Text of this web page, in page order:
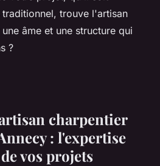
trouve l'artisan
âme et une structure qui
?
charpentier
: l'expertise
vos projets